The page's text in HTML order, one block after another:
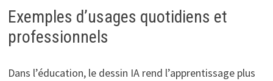
Exemples d’usages quotidiens et
professionnels
Dans l’éducation, le dessin IA rend l’apprentissage plus